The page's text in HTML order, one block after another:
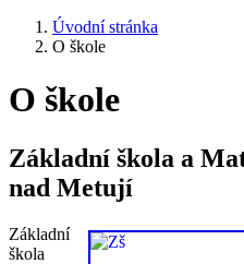
Úvodní stránka
O škole
O škole
Základní škola a
nad Metují
Základní
škola